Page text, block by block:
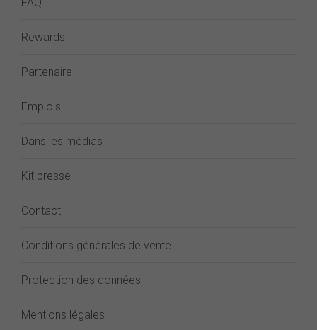
Rewards
Partenaire
Emplois
Dans les médias
Kit presse
Contact
Conditions générales de vente
Protection des données
Mentions légales